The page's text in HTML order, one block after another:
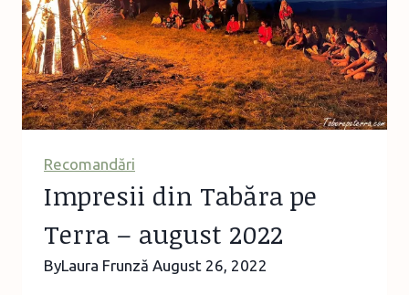
Recomandări
Impresii din Tabăra pe
Terra – august 2022
ByLaura Frunză August 26, 2022